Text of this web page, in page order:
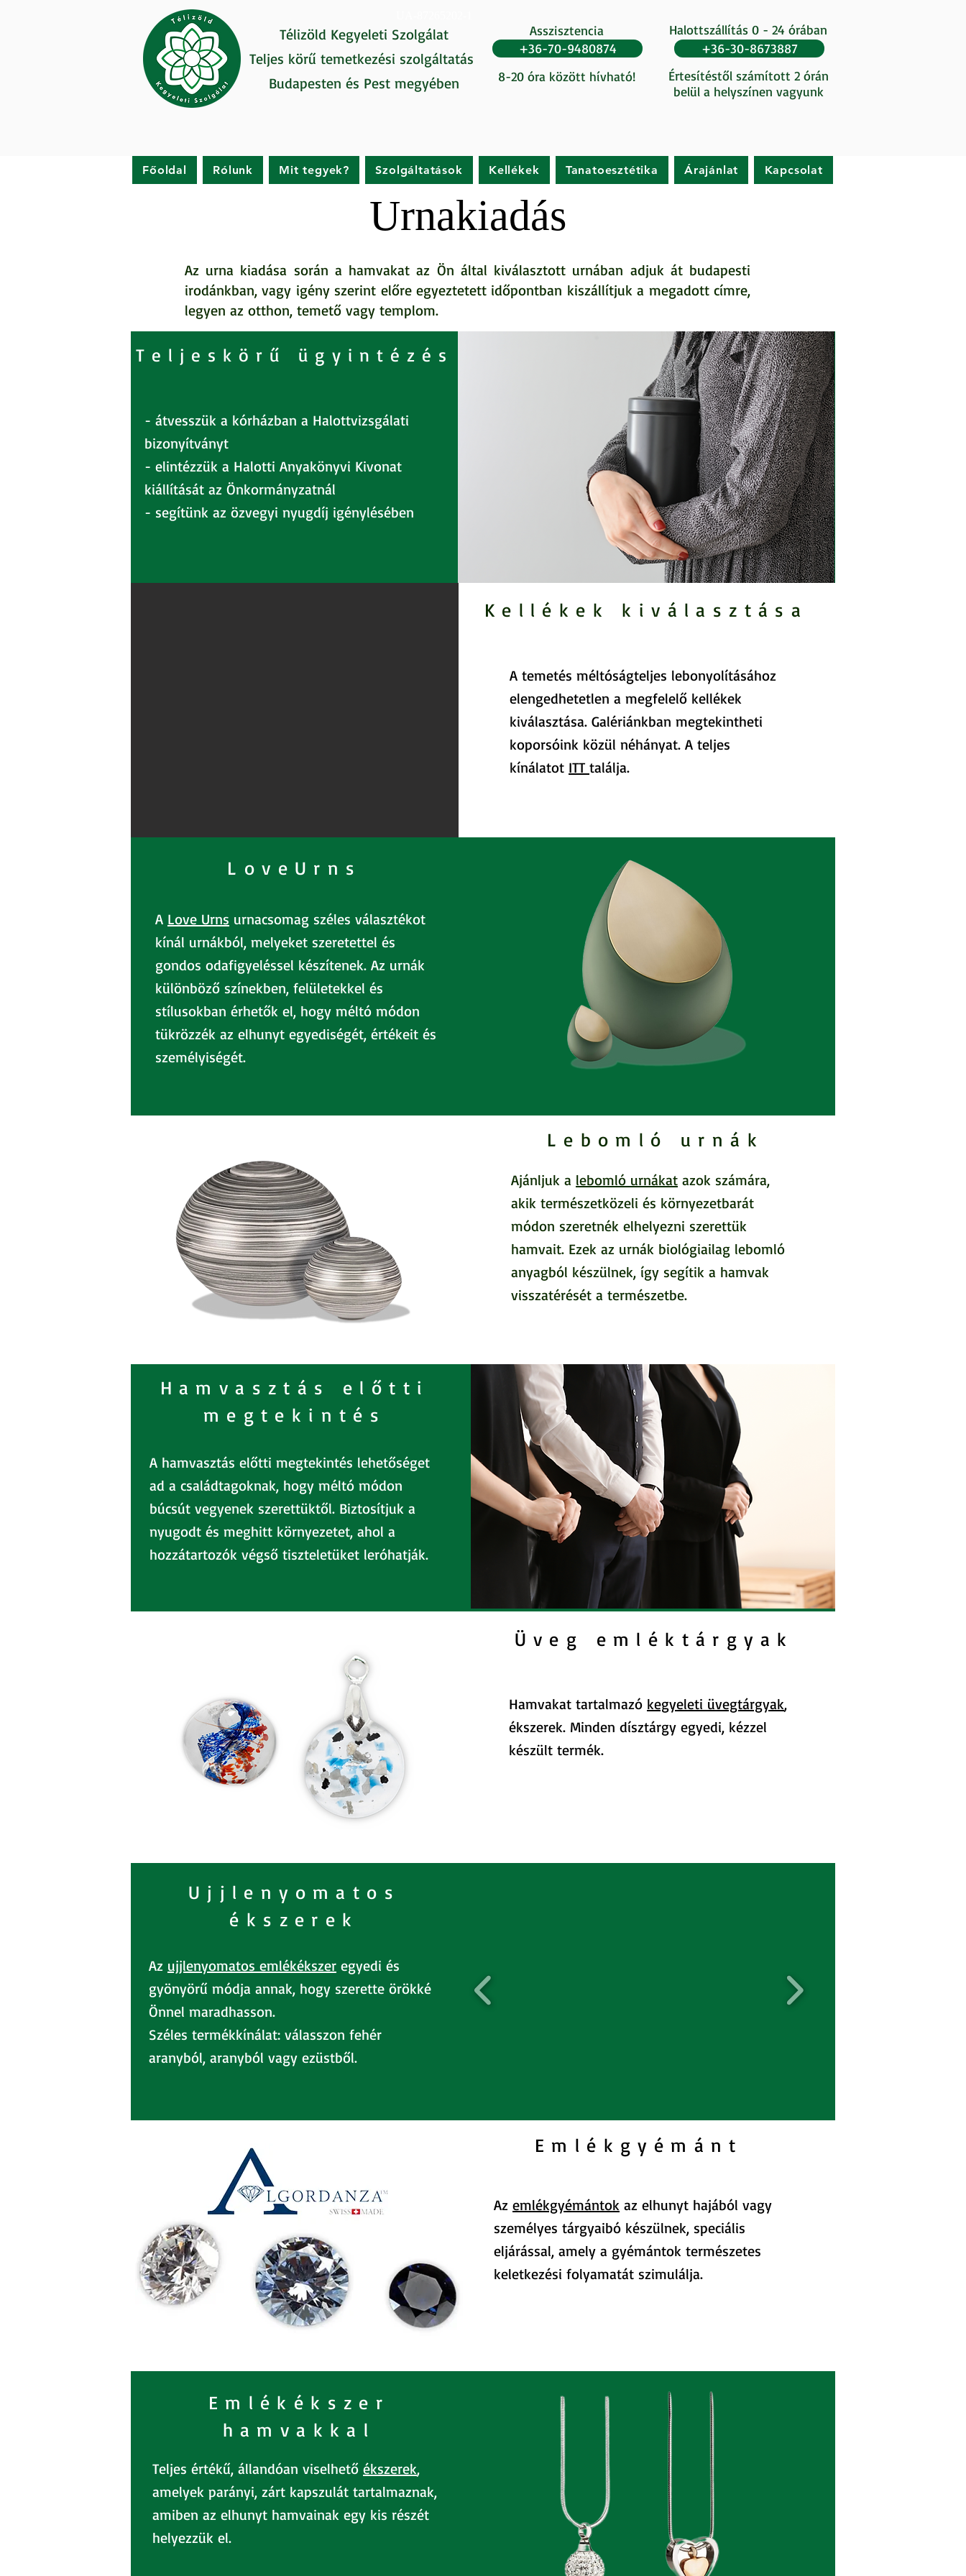
Télizöld Kegyeleti Szolgálat
Teljes körű temetkezési szolgáltatás
Budapesten és Pest megyében
Asszisztencia
8-20 óra között hívható!
+36-70-9480874
Halottszállítás 0 - 24 órában
Értesítéstől számított 2 órán
belül a helyszínen vagyunk
+36-30-8673887
Főoldal Rólunk Mit tegyek? Szolgáltatások Kellékek Tanatoesztétika Árajánlat Kapcsolat
Urnakiadás
Az urna kiadása során a hamvakat az Ön által kiválasztott urnában adjuk át budapesti
irodánkban, vagy igény szerint előre egyeztetett időpontban kiszállítjuk a megadott címre,
legyen az otthon, temető vagy templom.
Teljeskörű ügyintézés
- átvesszük a kórházban a Halottvizsgálati
bizonyítványt
- elintézzük a Halotti Anyakönyvi Kivonat
kiállítását az Önkormányzatnál
- segítünk az özvegyi nyugdíj igénylésében
Kellékek kiválasztása
A temetés méltóságteljes lebonyolításához
elengedhetetlen a megfelelő kellékek
kiválasztása. Galériánkban megtekintheti
koporsóink közül néhányat. A teljes
kínálatot ITT találja.
LoveUrns
A Love Urns urnacsomag széles választékot
kínál urnákból, melyeket szeretettel és
gondos odafigyeléssel készítenek. Az urnák
különböző színekben, felületekkel és
stílusokban érhetők el, hogy méltó módon
tükrözzék az elhunyt egyediségét, értékeit és
személyiségét.
Lebomló urnák
Ajánljuk a lebomló urnákat azok számára,
akik természetközeli és környezetbarát
módon szeretnék elhelyezni szerettük
hamvait. Ezek az urnák biológiailag lebomló
anyagból készülnek, így segítik a hamvak
visszatérését a természetbe.
Hamvasztás előtti
megtekintés
A hamvasztás előtti megtekintés lehetőséget
ad a családtagoknak, hogy méltó módon
búcsút vegyenek szerettüktől. Biztosítjuk a
nyugodt és meghitt környezetet, ahol a
hozzátartozók végső tiszteletüket leróhatják.
Üveg emléktárgyak
Hamvakat tartalmazó kegyeleti üvegtárgyak,
ékszerek. Minden dísztárgy egyedi, kézzel
készült termék.
Ujjlenyomatos
ékszerek
Az ujjlenyomatos emlékékszer egyedi és
gyönyörű módja annak, hogy szerette örökké
Önnel maradhasson.​
Széles termékkínálat: válasszon fehér
aranyból, aranyból vagy ezüstből.
Emlékgyémánt
Az emlékgyémántok az elhunyt hajából vagy
személyes tárgyaibó készülnek, speciális
eljárással, amely a gyémántok természetes
keletkezési folyamatát szimulálja.
Emlékékszer
hamvakkal
Teljes értékű, állandóan viselhető ékszerek,
amelyek parányi, zárt kapszulát tartalmaznak,
amiben az elhunyt hamvainak egy kis részét
helyezzük el.